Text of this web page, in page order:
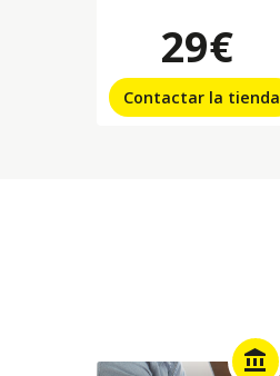
29€
Contactar la tienda
account_balance